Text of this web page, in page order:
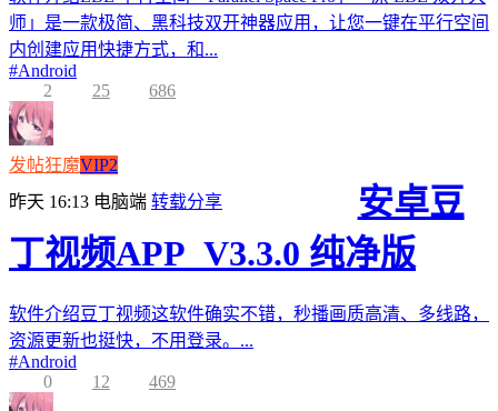
师」是一款极简、黑科技双开神器应用，让您一键在平行空间
内创建应用快捷方式，和...
#Android
2
25 686
发帖狂魔VIP2
昨天 16:13 电脑端 转载分享
安卓豆
丁视频APP_V3.3.0 纯净版
软件介绍豆丁视频这软件确实不错，秒播画质高清、多线路，
资源更新也挺快，不用登录。...
#Android
0
12 469